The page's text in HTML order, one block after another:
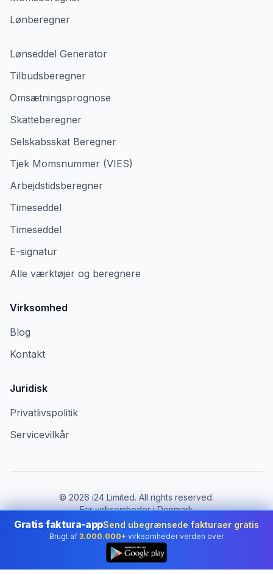
Lønberegner
Lønseddel Generator
Tilbudsberegner
Omsætningsprognose
Skatteberegner
Selskabsskat Beregner
Tjek Momsnummer (VIES)
Arbejdstidsberegner
Timeseddel
Timeseddel
E-signatur
Alle værktøjer og beregnere
Virksomhed
Blog
Kontakt
Juridisk
Privatlivspolitik
Servicevilkår
© 2026 i24 Limited. All rights reserved.
For virksomheder i Denmark
Skift land:
Denmark
Gratis faktura-appSend ubegrænsede fakturaer gratis
Brugt af 3.000.000+ virksomheder verden over